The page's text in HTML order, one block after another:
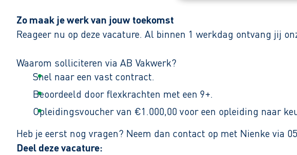
Zo maak je werk van jouw toekomst
Reageer nu op deze vacature. Al binnen 1 werkdag ontvang jij
Waarom solliciteren via AB Vakwerk?
Snel naar een vast contract.
Beoordeeld door flexkrachten met een 9+.
Opleidingsvoucher van €1.000,00 voor een opleiding naar
Heb je eerst nog vragen? Neem dan contact op met Nienke via
Deel deze vacature: